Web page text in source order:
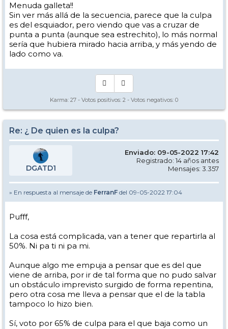
Menuda galleta!!
Sin ver más allá de la secuencia, parece que la culpa
es del esquiador, pero viendo que vas a cruzar de
punta a punta (aunque sea estrechito), lo más normal
sería que hubiera mirado hacia arriba, y más yendo de
lado como va.
Karma: 27 - Votos positivos: 2 - Votos negativos: 0
Re: ¿ De quien es la culpa?
DGATD1
Enviado: 09-05-2022 17:42
Registrado: 14 años antes
Mensajes: 3.357
» En respuesta al mensaje de FerranF del 09-05-2022 17:04
Pufff,
La cosa está complicada, van a tener que repartirla al
50%. Ni pa ti ni pa mi.
Aunque algo me empuja a pensar que es del que
viene de arriba, por ir de tal forma que no pudo salvar
un obstáculo imprevisto surgido de forma repentina,
pero otra cosa me lleva a pensar que el de la tabla
tampoco lo hizo bien.
Sí, voto por 65% de culpa para el que baja como un